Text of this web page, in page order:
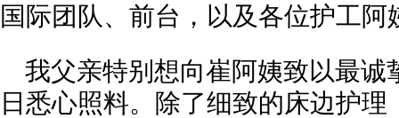
国际团队、前台，以及各位护工阿
我父亲特别想向崔阿姨致以最
日悉心照料。除了细致的床边护